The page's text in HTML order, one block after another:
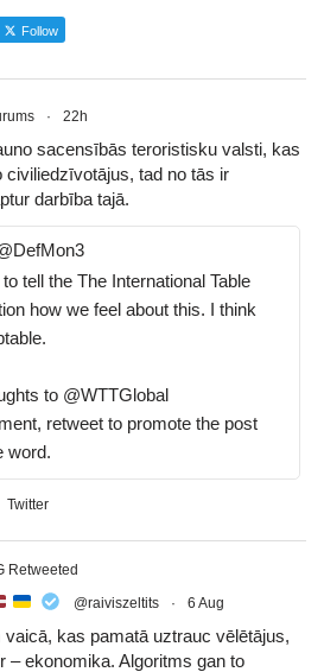
Follow
· 22h
sacensībās teroristisku valsti, kas
civiliedzīvotājus, tad no tās ir
darbība tajā.
tell the The International Table
how we feel about this. I think
to @WTTGlobal
retweet to promote the post
word.
Twitter
Retweeted
@raiviszeltits · 6 Aug
vaicā, kas pamatā uztrauc vēlētājus,
– ekonomika. Algoritms gan to